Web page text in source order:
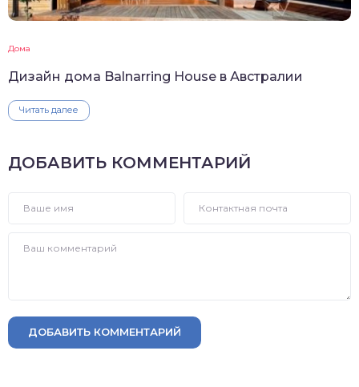
Дома
Дизайн дома Balnarring House в Австралии
Читать далее
ДОБАВИТЬ КОММЕНТАРИЙ
ДОБАВИТЬ КОММЕНТАРИЙ